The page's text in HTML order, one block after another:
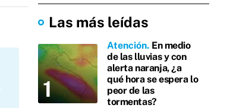
Las más leídas
Atención En medio
de las lluvias y con
alerta naranja, ¿a
qué hora se espera lo
peor de las
tormentas?